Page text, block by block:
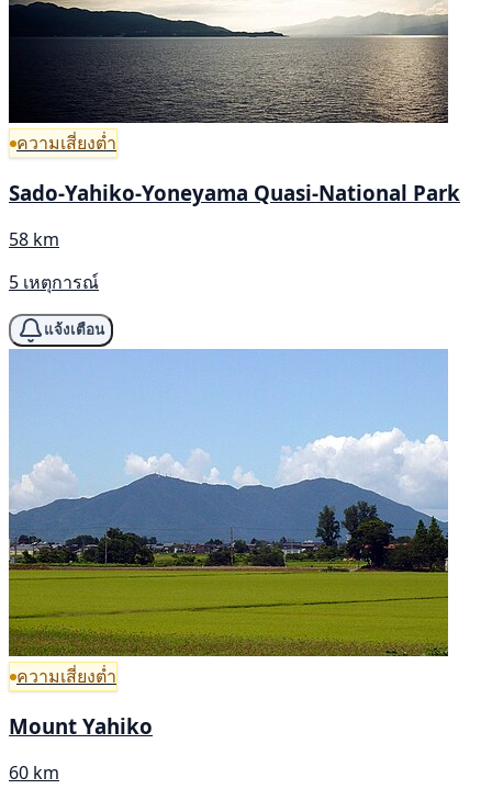
ความเสี่ยงต่ำ
Sado-Yahiko-Yoneyama Quasi-National Park
58 km
5 เหตุการณ์
แจ้งเตือน
ความเสี่ยงต่ำ
Mount Yahiko
60 km